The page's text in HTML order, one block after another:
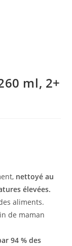
ml, 2+
nettoyé au
élevées.
aliments.
de maman
94 % des